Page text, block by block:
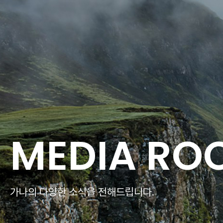
MEDIA
가나의 다양한 소식을 전해드립니다.